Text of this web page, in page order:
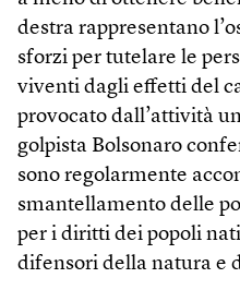
destra rappresentano
sforzi per tutelare le
viventi dagli effetti del
provocato dall’attività
golpista Bolsonaro
sono regolarmente
smantellamento delle
per i diritti dei popoli
difensori della natura e